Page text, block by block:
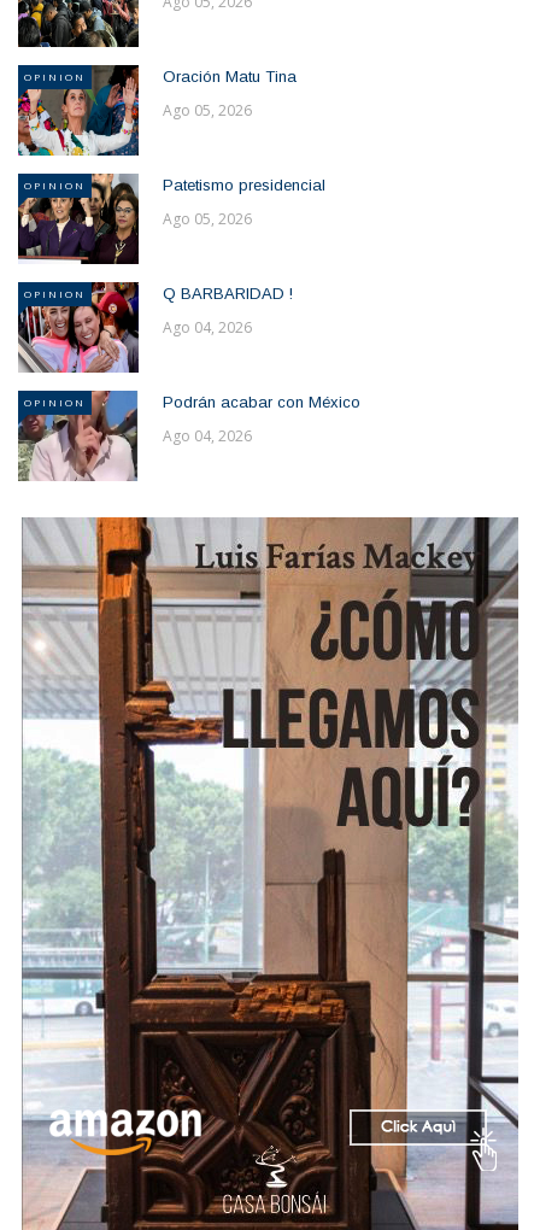
OPINION Oración Matu Tina
Ago 05, 2026
OPINION Patetismo presidencial
Ago 05, 2026
OPINION Q BARBARIDAD !
Ago 04, 2026
OPINION Podrán acabar con México
Ago 04, 2026